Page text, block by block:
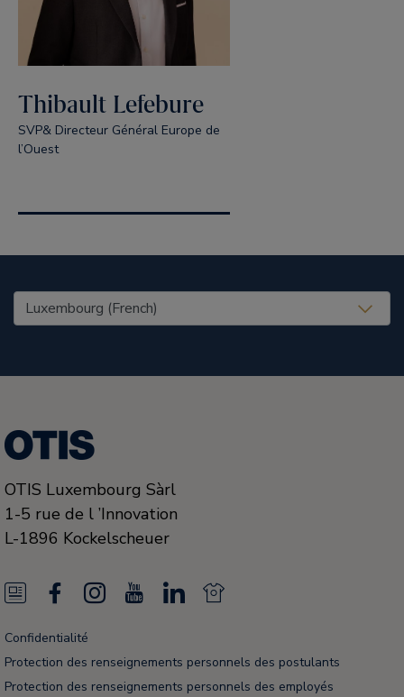
Thibault Lefebure
SVP& Directeur Général Europe de
l’Ouest
United States (EN)
OTIS Luxembourg Sàrl
1-5 rue de l ’Innovation
L-1896 Kockelscheuer
N
e
w
a
c
I
s
u
L
n
N
w
Confidentialité
Protection des renseignements personnels des postulants
Protection des renseignements personnels des employés